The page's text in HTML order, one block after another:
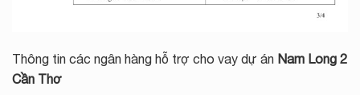
Thông tin các ngân hàng hỗ trợ cho vay dự án Nam Long 2
Cần Thơ